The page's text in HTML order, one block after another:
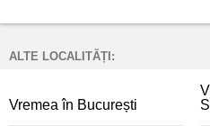
ALTE LOCALITĂȚI:
Vremea în București